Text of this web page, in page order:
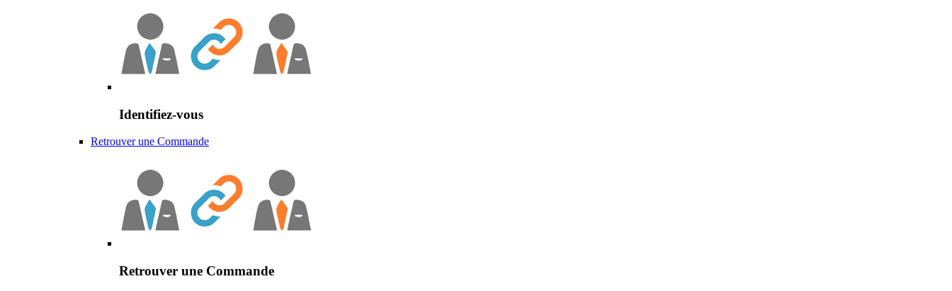
Identifiez-vous
Retrouver une Commande
Retrouver une Commande